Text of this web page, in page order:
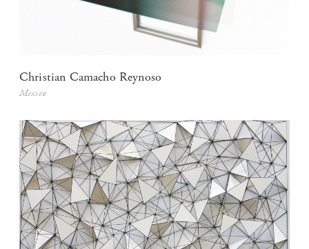
Christian Camacho Reynoso
Mexico